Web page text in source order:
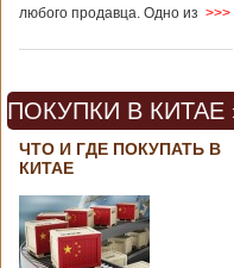
любого продавца. Одно из >>>
ПОКУПКИ В КИТАЕ
ЧТО И ГДЕ ПОКУПАТЬ В
КИТАЕ